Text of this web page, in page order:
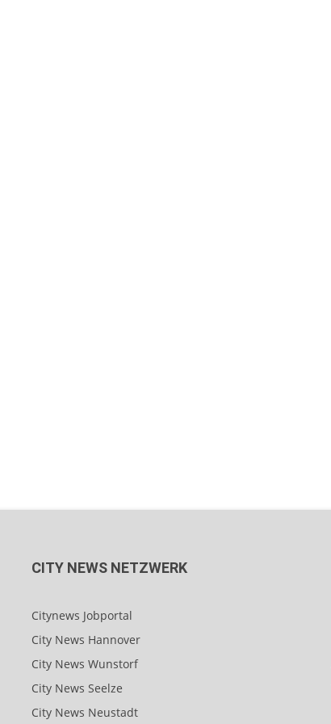
CITY NEWS NETZWERK
Citynews Jobportal
City News Hannover
City News Wunstorf
City News Seelze
City News Neustadt